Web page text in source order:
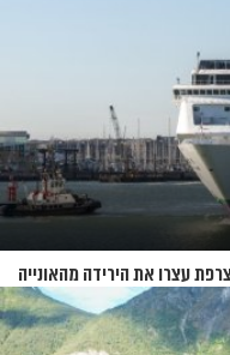
עצרו את הירידה מהאונייה